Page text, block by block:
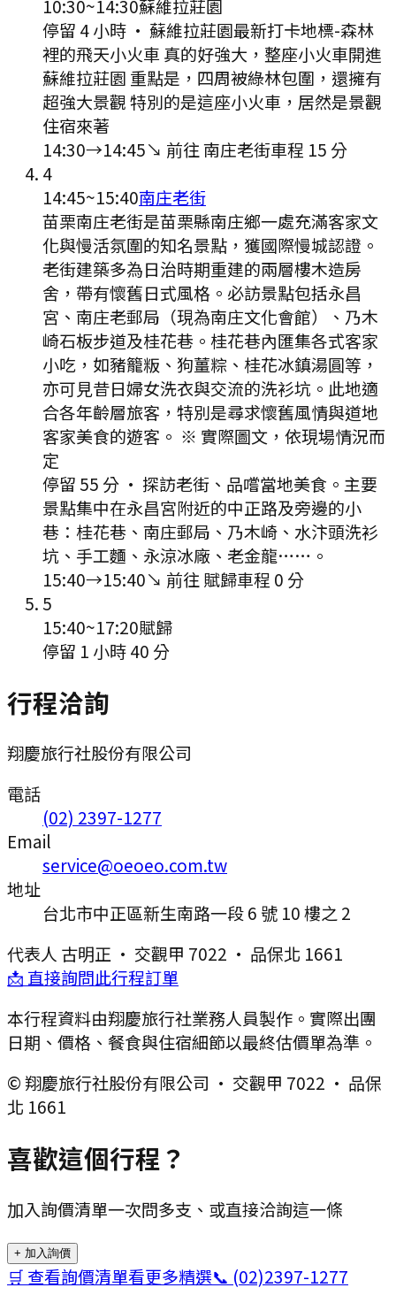
10:30~14:30蘇維拉莊園
停留 4 小時 · 蘇維拉莊園最新打卡地標-森林
裡的飛天小火車 真的好強大，整座小火車開進
蘇維拉莊園 重點是，四周被綠林包圍，還擁有
超強大景觀 特別的是這座小火車，居然是景觀
住宿來著
14:30→14:45↘ 前往南庄老街車程 15 分
4
14:45~15:40南庄老街
苗栗南庄老街是苗栗縣南庄鄉一處充滿客家文
化與慢活氛圍的知名景點，獲國際慢城認證。
老街建築多為日治時期重建的兩層樓木造房
舍，帶有懷舊日式風格。必訪景點包括永昌
宮、南庄老郵局（現為南庄文化會館）、乃木
崎石板步道及桂花巷。桂花巷內匯集各式客家
小吃，如豬籠粄、狗薑粽、桂花冰鎮湯圓等，
亦可見昔日婦女洗衣與交流的洗衫坑。此地適
合各年齡層旅客，特別是尋求懷舊風情與道地
客家美食的遊客。 ※ 實際圖文，依現場情況而
定
停留 55 分 · 探訪老街、品嚐當地美食。主要
景點集中在永昌宮附近的中正路及旁邊的小
巷：桂花巷、南庄郵局、乃木崎、水汴頭洗衫
坑、手工麵、永涼冰廠、老金龍……。
15:40→15:40↘ 前往 賦歸車程 0 分
5
15:40~17:20賦歸
停留 1 小時 40 分
行程洽詢
翔慶旅行社股份有限公司
電話
(02) 2397-1277
Email
service@oeoeo.com.tw
地址
台北市中正區新生南路一段 6 號 10 樓之 2
代表人 古明正 · 交觀甲 7022 · 品保北 1661
📩 直接詢問此行程訂單
本行程資料由翔慶旅行社業務人員製作。實際出團
日期、價格、餐食與住宿細節以最終估價單為準。
© 翔慶旅行社股份有限公司 · 交觀甲 7022 · 品保
北 1661
喜歡這個行程？
加入詢價清單一次問多支、或直接洽詢這一條
+ 加入詢價
🛒 查看詢價清單看更多精選📞 (02)2397-1277